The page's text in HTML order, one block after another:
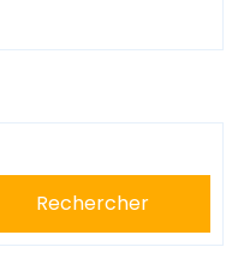
Rechercher